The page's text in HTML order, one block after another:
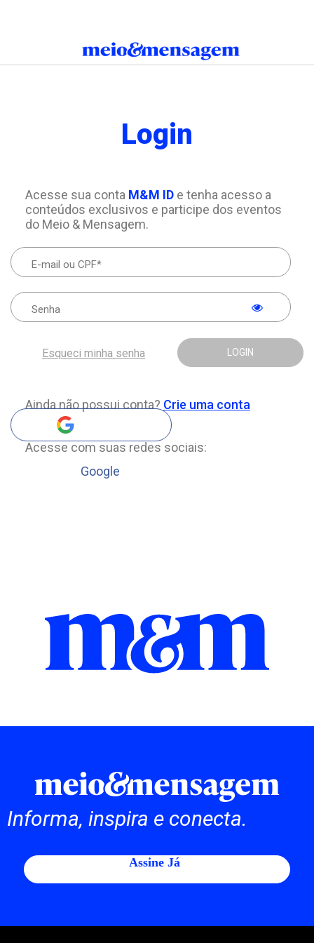
Login
Acesse sua conta M&M IDe tenha acesso a
conteúdos exclusivos e participe dos eventos
do Meio & Mensagem.
LOGIN
Esqueci minha senha
Ainda não possui conta? Crie uma conta
Acesse com suas redes sociais:
Google
Informa, inspira e conecta.
Assine Já